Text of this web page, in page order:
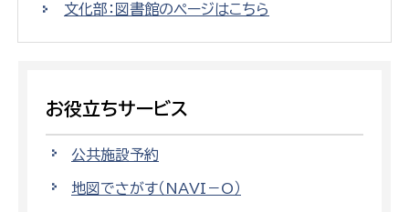
文化部：図書館のページはこちら
お役立ちサービス
公共施設予約
地図でさがす（NAVI－O）